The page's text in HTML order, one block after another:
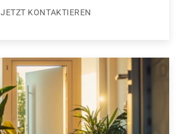
JETZT KONTAKTIEREN